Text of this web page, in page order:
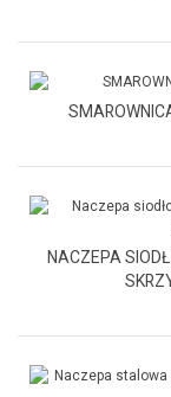
NACZEPA